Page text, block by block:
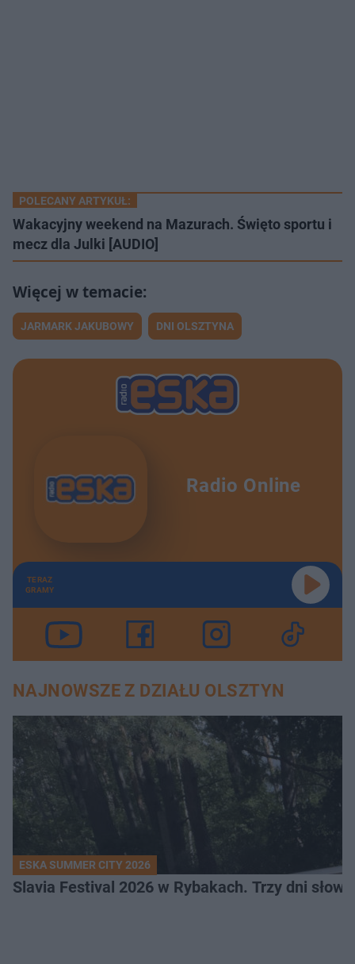
POLECANY ARTYKUŁ:
Wakacyjny weekend na Mazurach. Święto sportu i
mecz dla Julki [AUDIO]
JARMARK JAKUBOWY DNI OLSZTYNA
Radio Online
TERAZ
GRAMY
NAJNOWSZE Z DZIAŁU OLSZTYN
ESKA SUMMER CITY 2026
Slavia Festival 2026 w Rybakach. Trzy dni